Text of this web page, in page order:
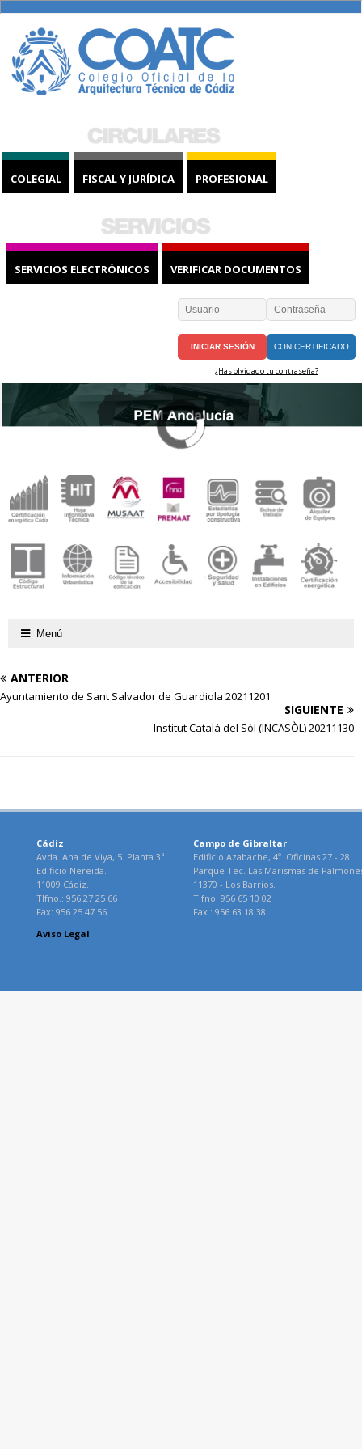
COLEGIAL FISCAL Y JURÍDICA PROFESIONAL
SERVICIOS ELECTRÓNICOS VERIFICAR DOCUMENTOS
CON CERTIFICADO
¿Has olvidado tu contraseña?
Menú
ANTERIOR
Ayuntamiento de Sant Salvador de Guardiola 20211201
SIGUIENTE
Institut Català del Sòl (INCASÒL) 20211130
Cádiz
Avda. Ana de Viya, 5. Planta 3ª.
Edificio Nereida.
11009 Cádiz.
Tlfno.: 956 27 25 66
Fax: 956 25 47 56
Campo de Gibraltar
Edificio Azabache, 4º. Oficinas 27 - 28.
Parque Tec. Las Marismas de
11370 - Los Barrios.
Tlfno: 956 65 10 02
Fax : 956 63 18 38
Aviso Legal